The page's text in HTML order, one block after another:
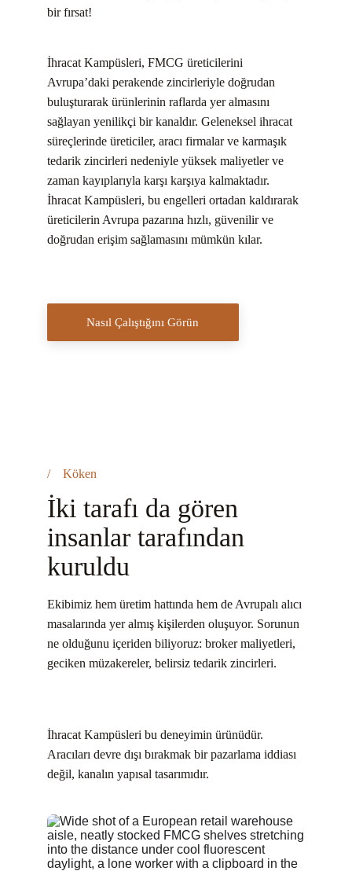
Nasıl Çalıştığını Görün
bir fırsat!
İhracat Kampüsleri, FMCG üreticilerini
Avrupa’daki perakende zincirleriyle doğrudan
buluşturarak ürünlerinin raflarda yer almasını
sağlayan yenilikçi bir kanaldır. Geleneksel ihracat
süreçlerinde üreticiler, aracı firmalar ve karmaşık
tedarik zincirleri nedeniyle yüksek maliyetler ve
zaman kayıplarıyla karşı karşıya kalmaktadır.
İhracat Kampüsleri, bu engelleri ortadan kaldırarak
üreticilerin Avrupa pazarına hızlı, güvenilir ve
doğrudan erişim sağlamasını mümkün kılar.
/ Köken
İki tarafı da gören
insanlar tarafından
kuruldu
Ekibimiz hem üretim hattında hem de Avrupalı alıcı
masalarında yer almış kişilerden oluşuyor. Sorunun
ne olduğunu içeriden biliyoruz: broker maliyetleri,
geciken müzakereler, belirsiz tedarik zincirleri.
İhracat Kampüsleri bu deneyimin ürünüdür.
Aracıları devre dışı bırakmak bir pazarlama iddiası
değil, kanalın yapısal tasarımıdır.